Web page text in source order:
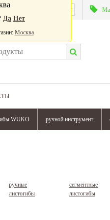
WUKO ручной инструмент
Да Нет
Москва
ручные
листогибы
сегментные
листогибы